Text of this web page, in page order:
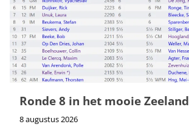
Ronde 8 in het mooie Zeeland
8 augustus 2026